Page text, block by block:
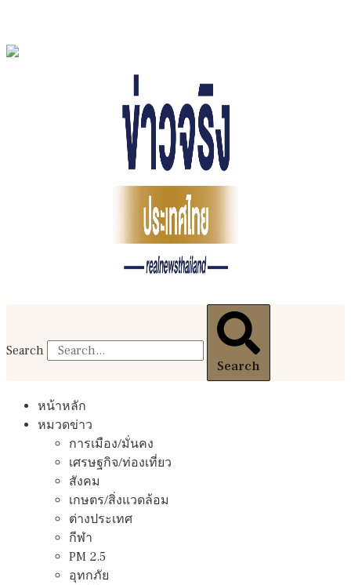
Search
Search
หน้าหลัก
หมวดข่าว
การเมือง/มั่นคง
เศรษฐกิจ/ท่องเที่ยว
สังคม
เกษตร/สิ่งแวดล้อม
ต่างประเทศ
กีฬา
PM 2.5
อุทกภัย